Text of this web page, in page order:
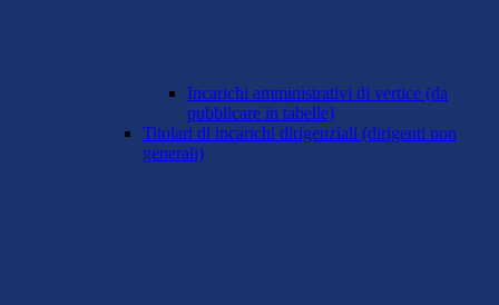
Incarichi amministrativi di vertice (da
pubblicare in tabelle)
Titolari di incarichi dirigenziali (dirigenti non
generali)